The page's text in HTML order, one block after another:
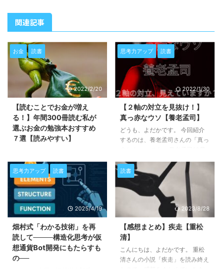
関連記事
お金 読書
2022/2/20
【読むことでお金が増え
る！】年間300冊読む私が
選ぶお金の勉強本おすすめ
７選【読みやすい】
り豊かな生活がしたい、、、 大
きな声では言えないけれど、誰し
もが思ったことがあるはずです。
残念ながら、お金についてオープ
ンに話をするのはなんだか遠慮し
てしまうというのが、現代の日本
やわらいできているとはいえ、ま
だまだ完全に払拭されるまでは時
間がかかりそうです。 お金にま
つわる知識を増やしたくても、そ
思考力アップ 読書
2022/1/30
【２軸の対立を見抜け！】
真っ赤なウソ【養老孟司】
どうも、よだかです。 今回紹介
するのは、養老孟司さんの「真っ
2004年。 「バカの壁」が発刊さ
れた翌年です。 宗教、科学、マ
スメディア、死ぬことと生きるこ
と、人の欲望。 様々な切り口か
ら「物事は変わり続ける」ことを
伝えてくれる本書。 ２軸の対立
を見出し、世の中のウソを指摘し
ていく痛快さがあります。 「ウ
ソ」に覆われた世の中から「本
当」のことを見つけ出すきっかけ
思考力アップ 読書
2025/4/19
畑村式「わかる技術」を再
読して────構造化思考が仮
想通貨Bot開発にもたらすも
の──
読書
2023/8/28
【感想まとめ】疾走【重松
清】
こんにちは、よだかです。 重松
清さんの小説「疾走」を読み終え